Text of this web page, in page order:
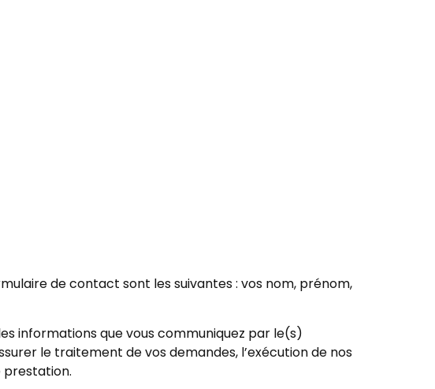
de contact sont les suivantes : vos nom, prénom,
informations que vous communiquez par le(s)
le traitement de vos demandes, l’exécution de nos
prestation.